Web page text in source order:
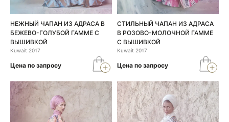
НЕЖНЫЙ ЧАПАН ИЗ АДРАСА В
БЕЖЕВО-ГОЛУБОЙ ГАММЕ С
ВЫШИВКОЙ
Kuwait 2017
Цена по запросу
СТИЛЬНЫЙ ЧАПАН ИЗ АДРАСА
В РОЗОВО-МОЛОЧНОЙ ГАММЕ
С ВЫШИВКОЙ
Kuwait 2017
Цена по запросу